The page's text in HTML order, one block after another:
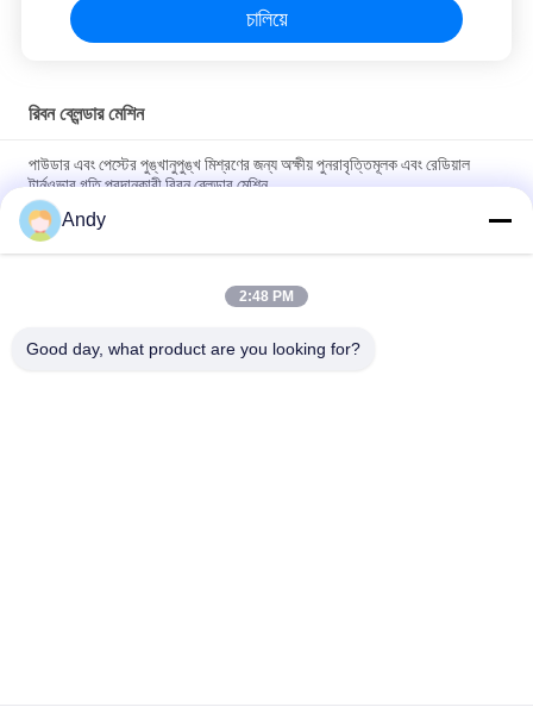
চালিয়ে
রিবন ব্লেন্ডার মেশিন
পাউডার এবং পেস্টের পুঙ্খানুপুঙ্খ মিশ্রণের জন্য অক্ষীয় পুনরাবৃত্তিমূলক এবং রেডিয়াল
টার্নওভার গতি প্রদানকারী রিবন ব্লেন্ডার মেশিন
কাস্টমাইজযোগ্য ভলিউম ইন্ডাস্ট্রিয়াল মিশ্রণের জন্য পিএলসি কন্ট্রোল সিস্টেমের সাথে
স্টেইনলেস স্টিল রিবন ব্লেন্ডার মেশিন
সংহত গঠন এবং সহজে পরিচালনার সাথে রিবন ব্লেন্ডার মেশিন যা কঠিন মিশ্রিত জমাটবদ্ধ
Andy
2:48 PM
Good day, what product are you looking for?